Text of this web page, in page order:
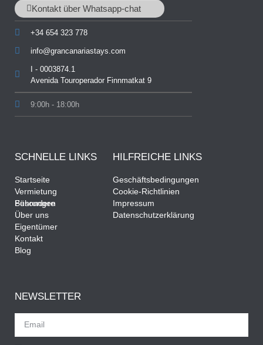
Kontakt über Whatsapp-chat
+34 654 323 778
info@grancanariastays.com
I - 0003874.1
Avenida Touroperador Finnmatkat 9
9:00h - 18:00h
SCHNELLE LINKS
Startseite
Vermietung
Besondere Führungen
Über uns
Eigentümer
Kontakt
Blog
HILFREICHE LINKS
Geschäftsbedingungen
Cookie-Richtlinien
Impressum
Datenschutzerklärung
NEWSLETTER